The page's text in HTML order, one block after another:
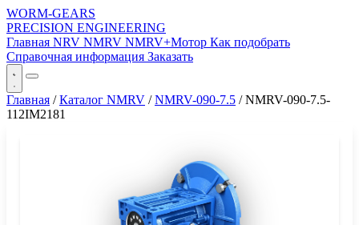
WORM-GEARS
PRECISION ENGINEERING
Главная NRV NMRV NMRV+Мотор Как подобрать
Справочная информация Заказать
Главная / Каталог NMRV / NMRV-090-7.5 / NMRV-090-7.5-
112IM2181